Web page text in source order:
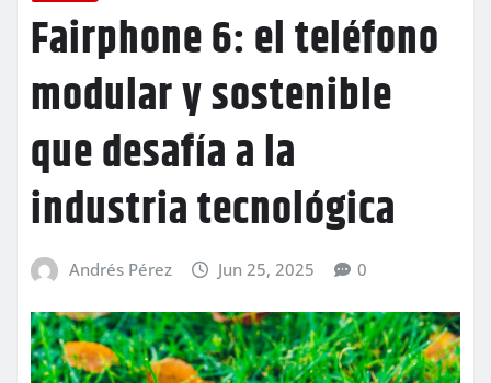
Fairphone 6: el teléfono
modular y sostenible
que desafía a la
industria tecnológica
Andrés Pérez Jun 25, 2025 0